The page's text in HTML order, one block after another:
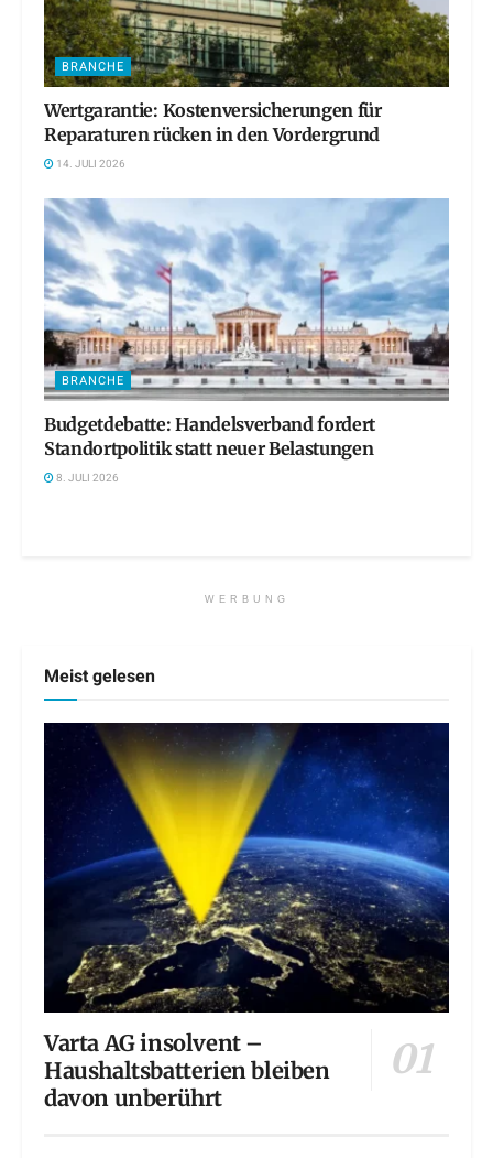
BRANCHE
Wertgarantie: Kostenversicherungen für
Reparaturen rücken in den Vordergrund
14. JULI 2026
BRANCHE
Budgetdebatte: Handelsverband fordert
Standortpolitik statt neuer Belastungen
8. JULI 2026
WERBUNG
Meist gelesen
Varta AG insolvent –
Haushaltsbatterien bleiben
davon unberührt